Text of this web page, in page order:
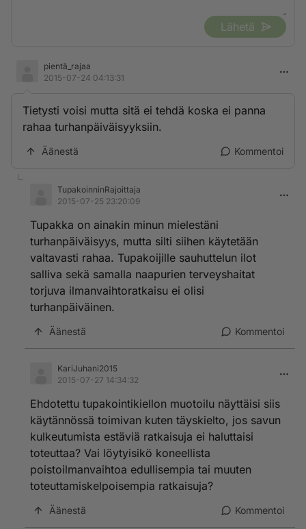
Lähetä
pientä_rajaa
2015-07-24 04:13:31
Tietysti voisi mutta sitä ei tehdä koska ei panna
rahaa turhanpäiväisyyksiin.
Äänestä Kommentoi
TupakoinninRajoittaja
2015-07-25 23:20:09
Tupakka on ainakin minun mielestäni
turhanpäiväisyys, mutta silti siihen käytetään
valtavasti rahaa. Tupakoijille sauhuttelun ilot
salliva sekä samalla naapurien terveyshaitat
torjuva ilmanvaihtoratkaisu ei olisi
turhanpäiväinen.
Äänestä Kommentoi
KariJuhani2015
2015-07-27 14:34:32
Ehdotettu tupakointikiellon muotoilu näyttäisi siis
käytännössä toimivan kuten täyskielto, jos savun
kulkeutumista estäviä ratkaisuja ei haluttaisi
toteuttaa? Vai löytyisikö koneellista
poistoilmanvaihtoa edullisempia tai muuten
toteuttamiskelpoisempia ratkaisuja?
Äänestä Kommentoi